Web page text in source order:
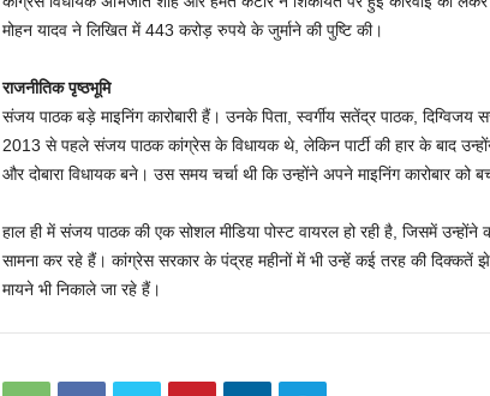
मोहन यादव ने लिखित में 443 करोड़ रुपये के जुर्माने की पुष्टि की।
राजनीतिक पृष्ठभूमि
संजय पाठक बड़े माइनिंग कारोबारी हैं। उनके पिता, स्वर्गीय सतेंद्र पाठक, दिग्विजय
2013 से पहले संजय पाठक कांग्रेस के विधायक थे, लेकिन पार्टी की हार के बाद
और दोबारा विधायक बने। उस समय चर्चा थी कि उन्होंने अपने माइनिंग कारोबार को
हाल ही में संजय पाठक की एक सोशल मीडिया पोस्ट वायरल हो रही है, जिसमें उन्होंने
सामना कर रहे हैं। कांग्रेस सरकार के पंद्रह महीनों में भी उन्हें कई तरह की दिक्कतें
मायने भी निकाले जा रहे हैं।